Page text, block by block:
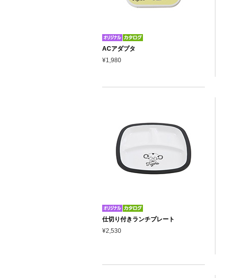
ACアダプタ
¥1,980
仕切り付きランチプレート
¥2,530